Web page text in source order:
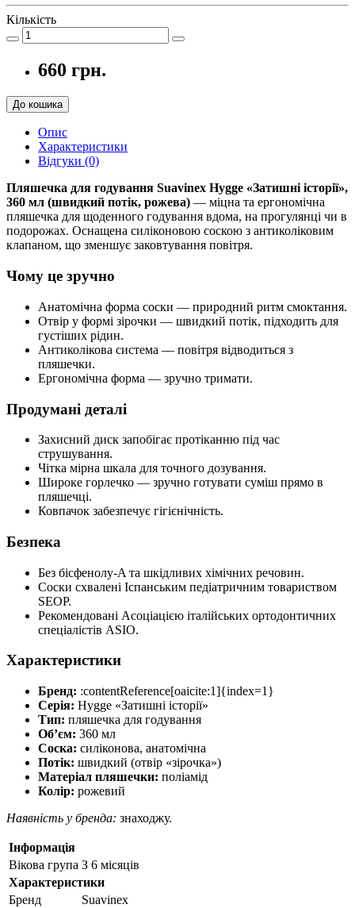
Кількість
660 грн.
До кошика
Опис
Характеристики
Відгуки (0)
Пляшечка для годування Suavinex Hygge «Затишні історії»,
360 мл (швидкий потік, рожева) — міцна та ергономічна
пляшечка для щоденного годування вдома, на прогулянці чи в
подорожах. Оснащена силіконовою соскою з антиколіковим
клапаном, що зменшує заковтування повітря.
Чому це зручно
Анатомічна форма соски — природний ритм смоктання.
Отвір у формі зірочки — швидкий потік, підходить для
густіших рідин.
Антиколікова система — повітря відводиться з
пляшечки.
Ергономічна форма — зручно тримати.
Продумані деталі
Захисний диск запобігає протіканню під час
струшування.
Чітка мірна шкала для точного дозування.
Широке горлечко — зручно готувати суміш прямо в
пляшечці.
Ковпачок забезпечує гігієнічність.
Безпека
Без бісфенолу-A та шкідливих хімічних речовин.
Соски схвалені Іспанським педіатричним товариством
SEOP.
Рекомендовані Асоціацією італійських ортодонтичних
спеціалістів ASIO.
Характеристики
Бренд: :contentReference[oaicite:1]{index=1}
Серія: Hygge «Затишні історії»
Тип: пляшечка для годування
Обʼєм: 360 мл
Соска: силіконова, анатомічна
Потік: швидкий (отвір «зірочка»)
Матеріал пляшечки: поліамід
Колір: рожевий
Наявність у бренда: знаходжу.
Інформація
Вікова група З 6 місяців
Характеристики
Бренд
Suavinex